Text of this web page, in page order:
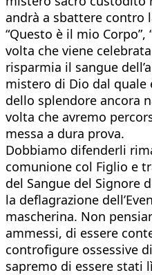
andrà a sbattere contro
“Questo è il mio
volta che viene
risparmia il sangue
mistero di Dio dal quale
dello splendore ancora
volta che avremo
messa a dura prova.
Dobbiamo difenderli
comunione col Figlio e
del Sangue del
la deflagrazione
mascherina. Non
ammessi, di essere
controfigure ossessive
sapremo di essere stati